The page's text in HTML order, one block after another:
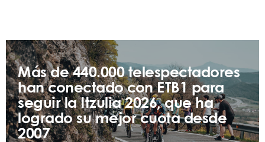
Más de 440.000 telespectadores
han conectado con ETB1 para
seguir la Itzulia 2026, que ha
logrado su mejor cuota desde
2007